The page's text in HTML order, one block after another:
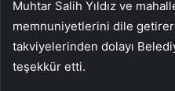
Muhtar Salih Yıldız ve
memnuniyetlerini dile
takviyelerinden dolayı
teşekkür etti.